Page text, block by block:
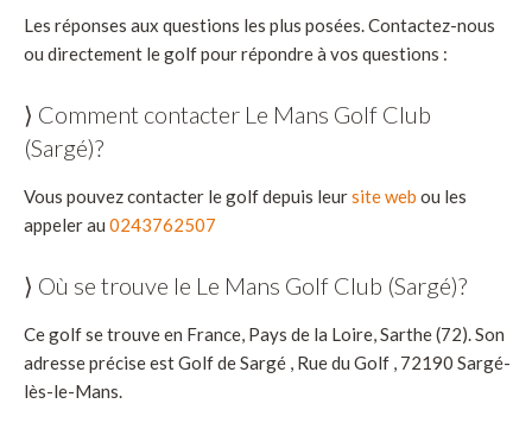
Les réponses aux questions les plus posées. Contactez-nous
ou directement le golf pour répondre à vos questions :
⟩ Comment contacter Le Mans Golf Club
(Sargé)?
Vous pouvez contacter le golf depuis leursite web ou les
appeler au 0243762507
⟩ Où se trouve le Le Mans Golf Club (Sargé)?
Ce golf se trouve en France, Pays de la Loire, Sarthe (72). Son
adresse précise est Golf de Sargé , Rue du Golf , 72190 Sargé-
lès-le-Mans.